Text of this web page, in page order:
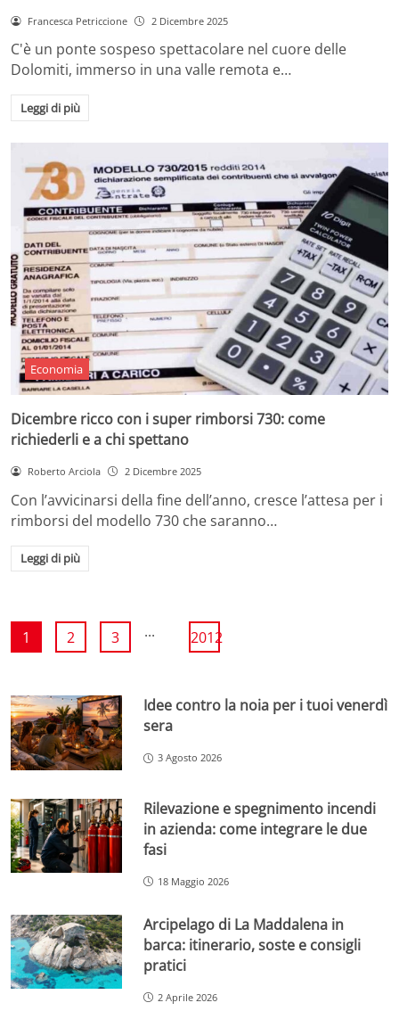
Francesca Petriccione 2 Dicembre 2025
C'è un ponte sospeso spettacolare nel cuore delle
Dolomiti, immerso in una valle remota e…
Leggi di più
Economia
Dicembre ricco con i super rimborsi 730: come
richiederli e a chi spettano
Roberto Arciola 2 Dicembre 2025
Con l’avvicinarsi della fine dell’anno, cresce l’attesa per i
rimborsi del modello 730 che saranno…
Leggi di più
1 2 3 ... 2012
Idee contro la noia per i tuoi venerdì
sera
3 Agosto 2026
Rilevazione e spegnimento incendi
in azienda: come integrare le due
fasi
18 Maggio 2026
Arcipelago di La Maddalena in
barca: itinerario, soste e consigli
pratici
2 Aprile 2026